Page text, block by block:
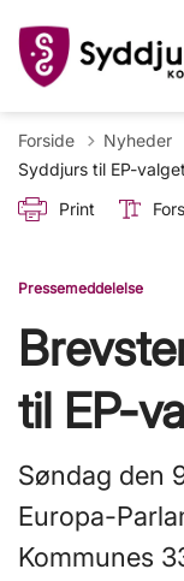
Forside Nyheder
Syddjurs til EP-
Print
Pressemeddelelse
til EP-
Søndag den
Europa-
Kommunes